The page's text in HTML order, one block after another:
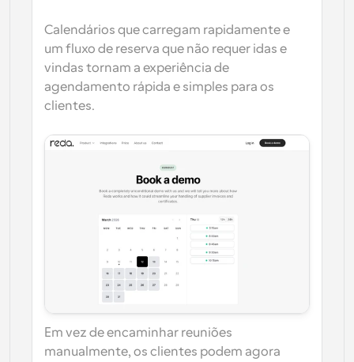
Calendários que carregam rapidamente e
um fluxo de reserva que não requer idas e
vindas tornam a experiência de
agendamento rápida e simples para os
clientes.
Em vez de encaminhar reuniões
manualmente, os clientes podem agora